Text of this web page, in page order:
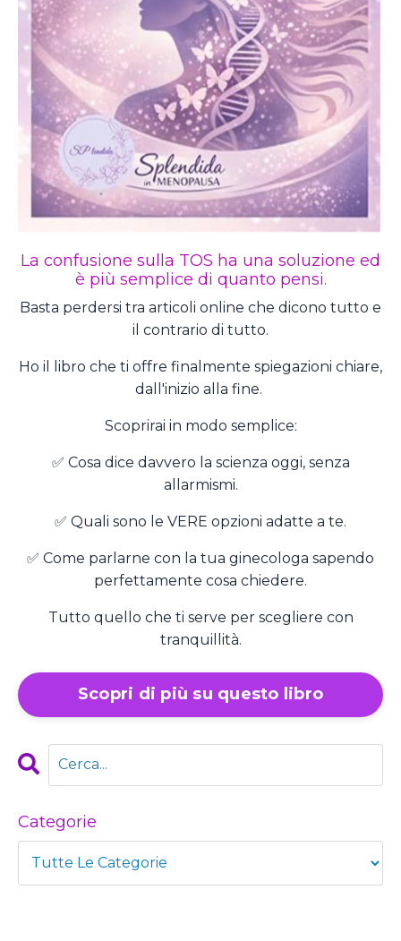
La confusione sulla TOS ha una soluzione ed
è più semplice di quanto pensi.
Basta perdersi tra articoli online che dicono tutto e
il contrario di tutto.
Ho il libro che ti offre finalmente spiegazioni chiare,
dall'inizio alla fine.
Scoprirai in modo semplice:
✅ Cosa dice davvero la scienza oggi, senza
allarmismi.
✅ Quali sono le VERE opzioni adatte a te.
✅ Come parlarne con la tua ginecologa sapendo
perfettamente cosa chiedere.
Tutto quello che ti serve per scegliere con
tranquillità.
Scopri di più su questo libro
Categorie